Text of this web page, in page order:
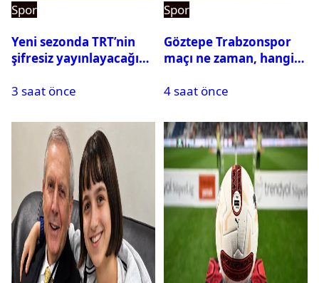
Spor
Yeni sezonda TRT’nin
şifresiz yayınlayacağı
3 saat önce
Spor
Göztepe Trabzonspor
maçı ne zaman, hangi
oynayacak mı?
4 saat önce